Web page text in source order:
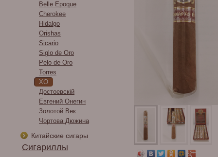
Belle Epoque
Cherokee
Hidalgo
Orishas
Sicario
Siglo de Oro
Pelo de Oro
Torres
XO
Достоевскiй
Евгений Онегин
Золотой Век
Чортова Дюжина
Китайские сигары
Сигариллы